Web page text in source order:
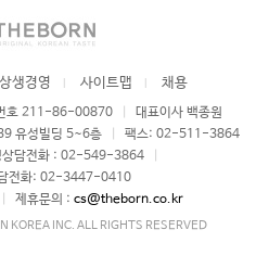
상생경영 사이트맵 채용
호 211-86-00870
대표이사 백종원
유성빌딩 5~6층
팩스: 02-511-3864
상담전화 : 02-549-3864
전화: 02-3447-0410
제휴문의 : cs@theborn.co.kr
KOREA INC. ALL RIGHTS RESERVED